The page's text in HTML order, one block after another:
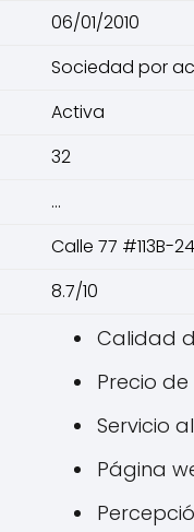
06/01/2010
Sociedad por
Activa
32
...
Calle 77 #113B-
8.7/10
Calidad
Precio
Servicio
Página